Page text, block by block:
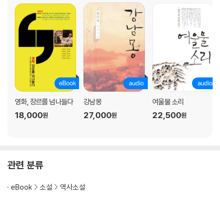
영화, 장르를 넘나들다
18,000원
강남몽
27,000원
여울물 소리
22,500원
관련 분류
eBook 소설 역사소설